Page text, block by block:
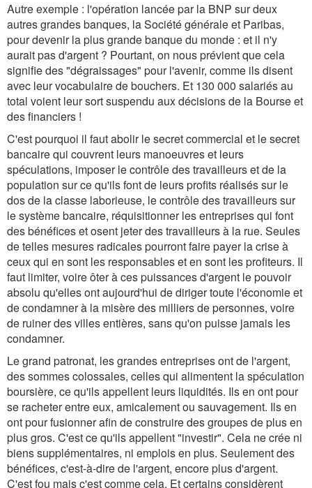
Autre exemple : l'opération lancée par la BNP sur deux
autres grandes banques, la Société générale et Paribas,
pour devenir la plus grande banque du monde : et il n'y
aurait pas d'argent ? Pourtant, on nous prévient que cela
signifie des "dégraissages" pour l'avenir, comme ils disent
avec leur vocabulaire de bouchers. Et 130 000 salariés au
total voient leur sort suspendu aux décisions de la Bourse et
des financiers !
C'est pourquoi il faut abolir le secret commercial et le secret
bancaire qui couvrent leurs manoeuvres et leurs
spéculations, imposer le contrôle des travailleurs et de la
population sur ce qu'ils font de leurs profits réalisés sur le
dos de la classe laborieuse, le contrôle des travailleurs sur
le système bancaire, réquisitionner les entreprises qui font
des bénéfices et osent jeter des travailleurs à la rue. Seules
de telles mesures radicales pourront faire payer la crise à
ceux qui en sont les responsables et en sont les profiteurs. Il
faut limiter, voire ôter à ces puissances d'argent le pouvoir
absolu qu'elles ont aujourd'hui de diriger toute l'économie et
de condamner à la misère des milliers de personnes, voire
de ruiner des villes entières, sans qu'on puisse jamais les
condamner.
Le grand patronat, les grandes entreprises ont de l'argent,
des sommes colossales, celles qui alimentent la spéculation
boursière, ce qu'ils appellent leurs liquidités. Ils en ont pour
se racheter entre eux, amicalement ou sauvagement. Ils en
ont pour fusionner afin de construire des groupes de plus en
plus gros. C'est ce qu'ils appellent "investir". Cela ne crée ni
biens supplémentaires, ni emplois en plus. Seulement des
bénéfices, c'est-à-dire de l'argent, encore plus d'argent.
C'est fou mais c'est comme cela. Et certains considèrent